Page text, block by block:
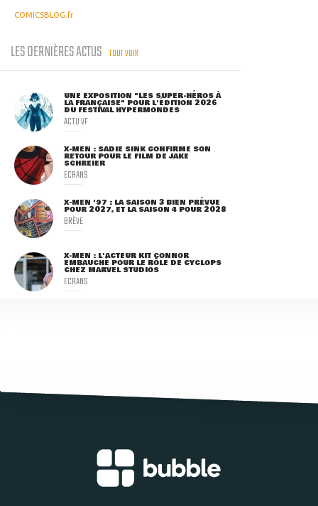
COMICSBLOG.fr
LES DERNIÈRES ACTUS TOUT VOIR
UNE EXPOSITION "LES SUPER-HÉROS À
LA FRANÇAISE" POUR L'ÉDITION 2026
DU FESTIVAL HYPERMONDES
ACTU VF
X-MEN : SADIE SINK CONFIRME SON
RETOUR POUR LE FILM DE JAKE
SCHREIER
ECRANS
X-MEN '97 : LA SAISON 3 BIEN PRÉVUE
POUR 2027, ET LA SAISON 4 POUR 2028
BRÈVE
X-MEN : L'ACTEUR KIT CONNOR
EMBAUCHÉ POUR LE RÔLE DE CYCLOPS
CHEZ MARVEL STUDIOS
ECRANS